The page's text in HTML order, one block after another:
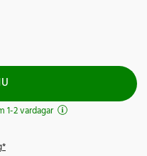
1-2 vardagar